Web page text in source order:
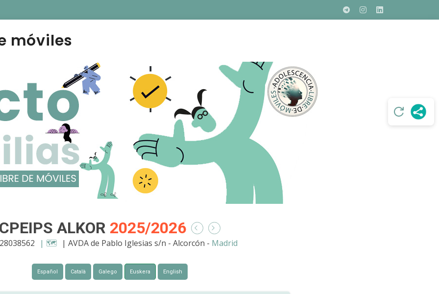
móviles
ALKOR 2025/2026
| 🗺️ | AVDA de Pablo Iglesias s/n - Alcorcón - Madrid
Español Català Galego Euskera English